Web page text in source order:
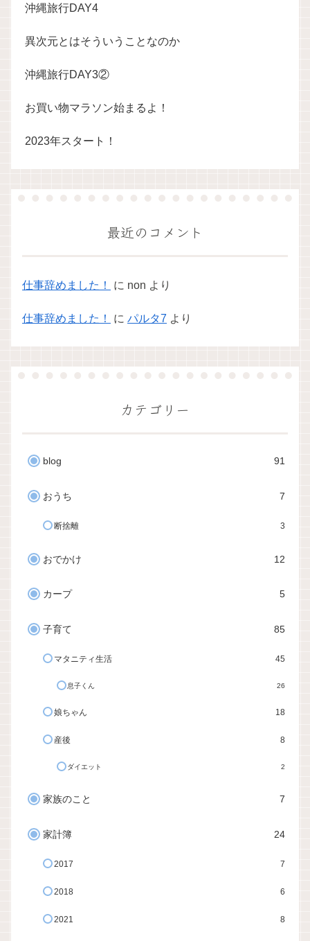
沖縄旅行DAY4
異次元とはそういうことなのか
沖縄旅行DAY3②
お買い物マラソン始まるよ！
2023年スタート！
最近のコメント
仕事辞めました！ に non より
仕事辞めました！ に パルタ7 より
カテゴリー
blog 91
おうち 7
断捨離 3
おでかけ 12
カープ 5
子育て 85
マタニティ生活 45
息子くん 26
娘ちゃん 18
産後 8
ダイエット 2
家族のこと 7
家計簿 24
2017 7
2018 6
2021 8